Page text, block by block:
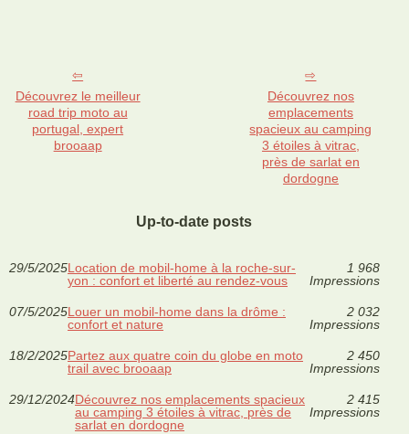
Découvrez le meilleur
road trip moto au
portugal, expert
brooaap
Découvrez nos
emplacements
spacieux au camping
3 étoiles à vitrac,
près de sarlat en
dordogne
Up-to-date posts
29/5/2025Location de mobil-home à la roche-sur-
yon : confort et liberté au rendez-vous
1 968
Impressions
07/5/2025Louer un mobil-home dans la drôme :
confort et nature
2 032
Impressions
18/2/2025Partez aux quatre coin du globe en moto
trail avec brooaap
2 450
Impressions
29/12/2024Découvrez nos emplacements spacieux
au camping 3 étoiles à vitrac, près de
sarlat en dordogne
2 415
Impressions